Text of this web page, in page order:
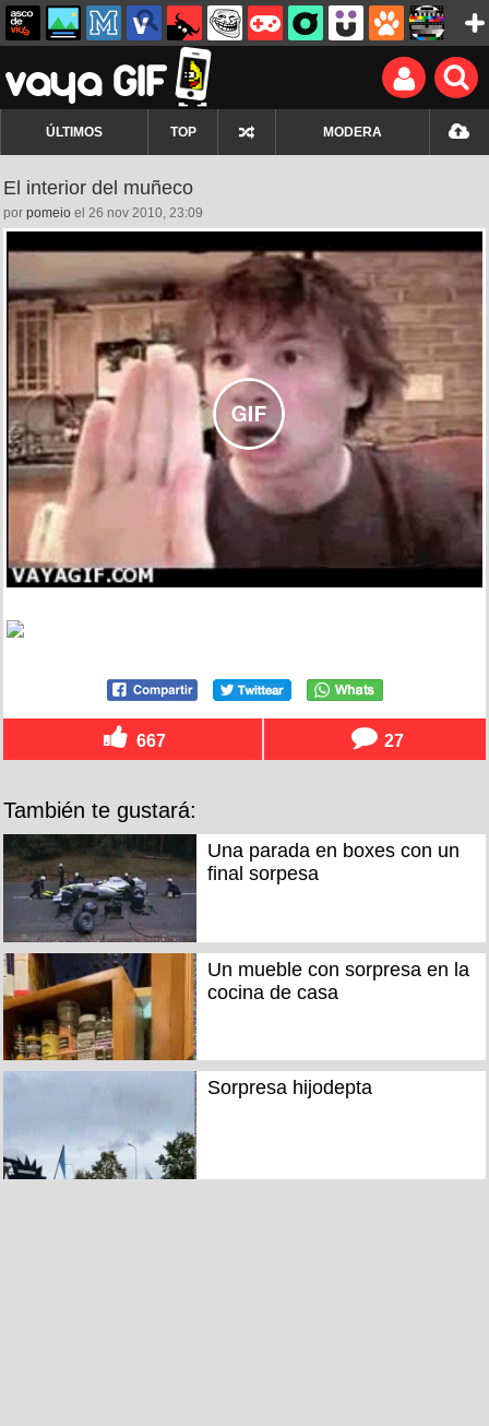
ÚLTIMOS TOP MODERA
El interior del muñeco
por pomeio el 26 nov 2010, 23:09
667 27
También te gustará:
Una parada en boxes con un
final sorpesa
Un mueble con sorpresa en la
cocina de casa
Sorpresa hijodepta